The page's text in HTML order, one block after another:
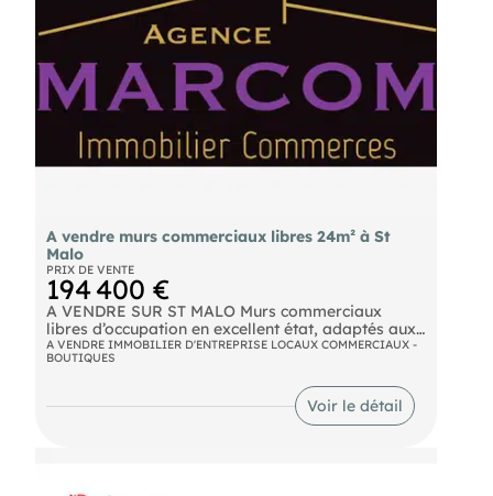
A vendre murs commerciaux libres 24m² à St
Malo
PRIX DE VENTE
194 400 €
A VENDRE SUR ST MALO Murs commerciaux
libres d’occupation en excellent état, adaptés aux
activités libérales, bureaux ou commerce sans
nuisance. Surface d’environ 24,87 m² en rez-de-
chaussée avec pièce aménagée en sous-sol de
10,56 m². Comprend une pièce principale avec
cuisine aménagée et équipée, WC, salle d’eau et
A VENDRE IMMOBILIER D'ENTREPRISE LOCAUX COMMERCIAUX -
BOUTIQUES
Voir le détail